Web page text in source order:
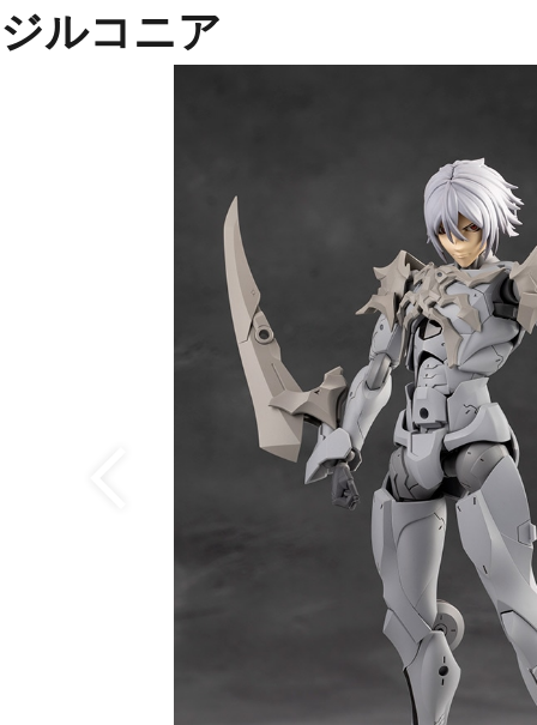
ジルコニア